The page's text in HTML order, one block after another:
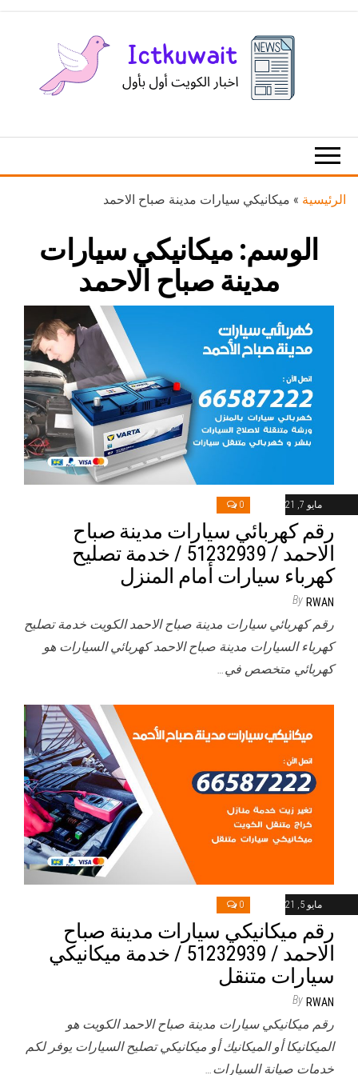
الكويت
الرئيسية » ميكانيكي سيارات مدينة صباح الاحمد
الوسم: ميكانيكي سيارات
مدينة صباح الاحمد
مايو 7, 2021 0
رقم كهربائي سيارات مدينة صباح
الاحمد / 51232939‬ / خدمة تصليح
كهرباء سيارات أمام المنزل
By RWAN
رقم كهربائي سيارات مدينة صباح الاحمد الكويت خدمة تصليح
كهرباء السيارات مدينة صباح الاحمد كهربائي السيارات هو
كهربائي متخصص في…
مايو 5, 2021 0
رقم ميكانيكي سيارات مدينة صباح
الاحمد / 51232939‬ / خدمة ميكانيكي
سيارات متنقل
By RWAN
رقم ميكانيكي سيارات مدينة صباح الاحمد الكويت هو
الميكانيكا أو الميكانيك أو ميكانيكي تصليح السيارات يوفر لكم
خدمات صيانة السيارات…